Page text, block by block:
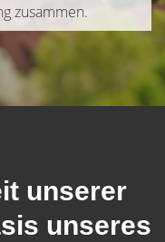
zusammen.
unserer
unseres